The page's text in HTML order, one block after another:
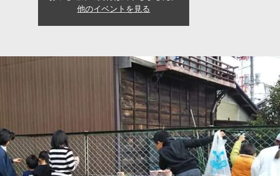
他のイベントを見る